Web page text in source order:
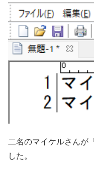
二名のマイケルさんが
した。